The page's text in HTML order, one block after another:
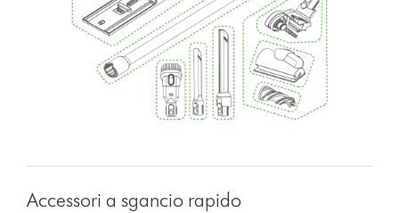
Accessori a sgancio rapido